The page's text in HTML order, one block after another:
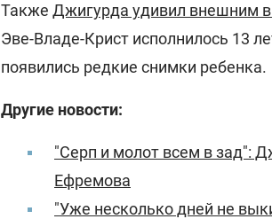
Также Джигурда удивил внешним
Эве-Владе-Крист исполнилось 13
появились редкие снимки ребенка.
Другие новости:
"Серп и молот всем в зад":
Ефремова
"Уже несколько дней не